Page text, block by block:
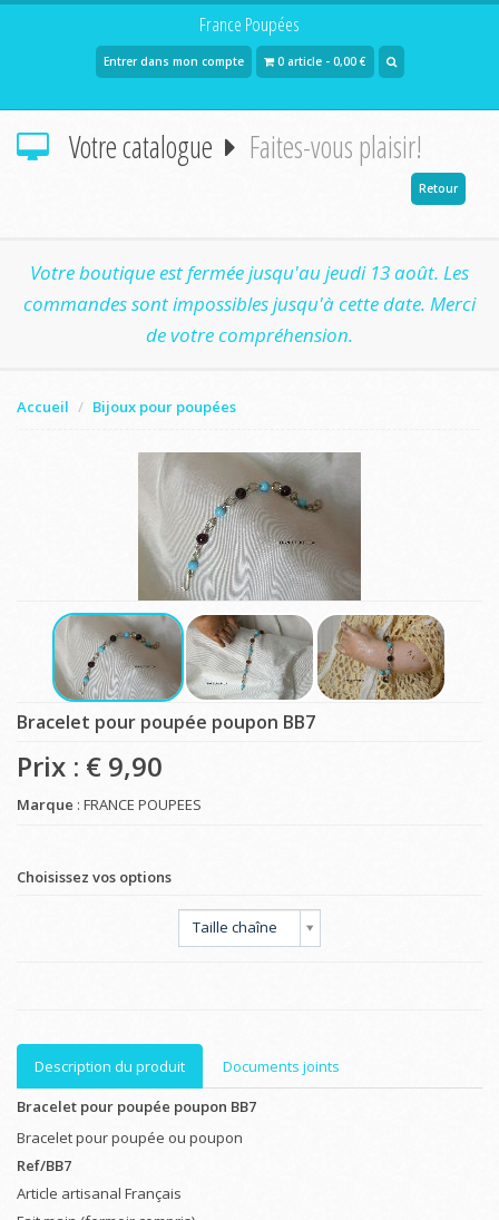
France Poupées
Entrer dans mon compte 0 article - 0,00 €
Votre catalogue Faites-vous plaisir!
Retour
Votre boutique est fermée jusqu'au jeudi 13 août. Les
commandes sont impossibles jusqu'à cette date. Merci
de votre compréhension.
Accueil Bijoux pour poupées
Bracelet pour poupée poupon BB7
Prix : € 9,90
Marque : FRANCE POUPEES
Choisissez vos options
Taille chaîne
Description du produit
Documents joints
Bracelet pour poupée poupon BB7
Bracelet pour poupée ou poupon
Ref/BB7
Article artisanal Français